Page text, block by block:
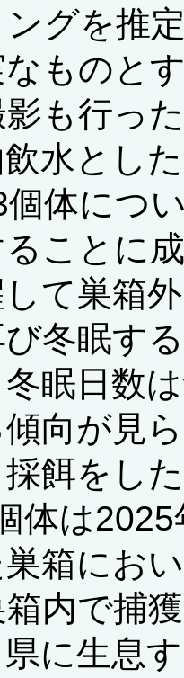
グを推
なものと
も行っ
水とし
体につ
ことに
て巣箱
冬眠す
眠日数
向が見
餌をし
体は
箱にお
内で捕
県に生息